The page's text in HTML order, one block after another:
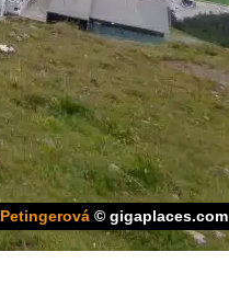
© gigaplaces.com